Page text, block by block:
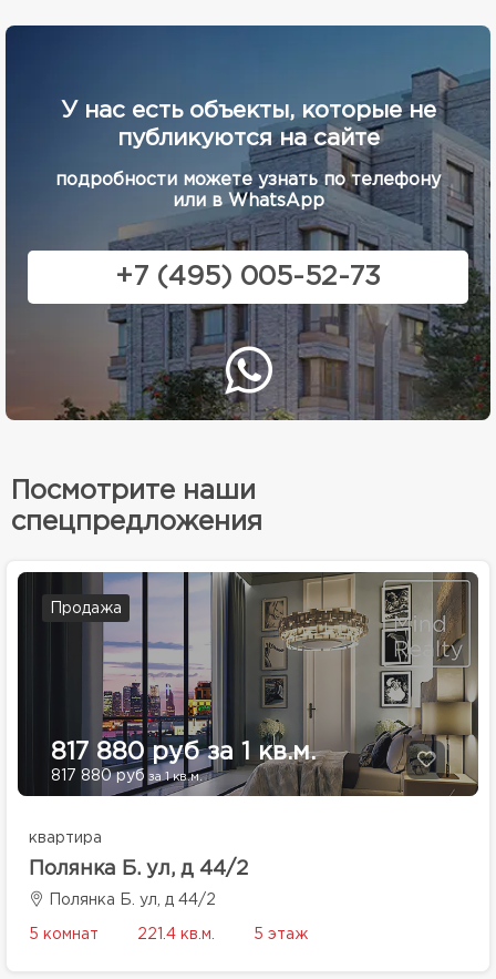
У нас есть объекты, которые не
публикуются на сайте
подробности можете узнать по телефону
или в WhatsApp
+7 (495) 005-52-73
Посмотрите наши
спецпредложения
Продажа
817 880 руб за 1 кв.м.
817 880 руб за 1 кв.м.
квартира
Полянка Б. ул, д 44/2
Полянка Б. ул, д 44/2
5 комнат 221.4 кв.м. 5 этаж